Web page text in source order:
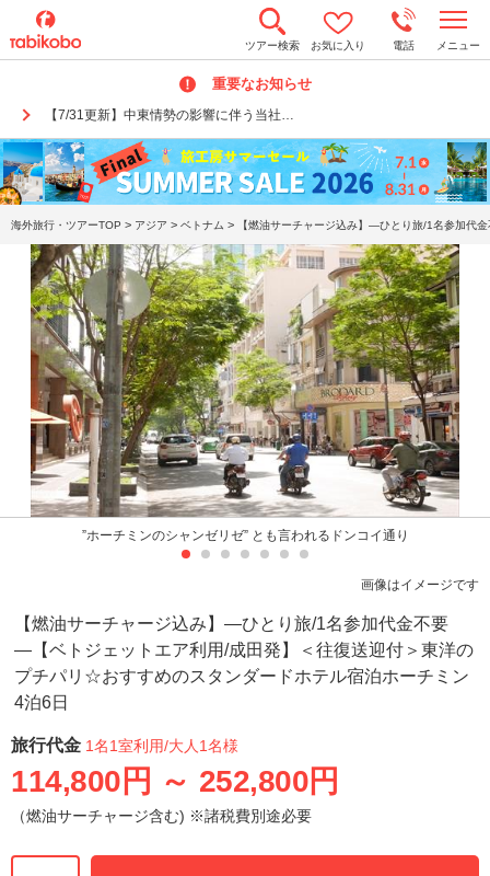
ツアー検索 お気に入り 電話 メニュー
重要なお知らせ
【7/31更新】中東情勢の影響に伴う当社…
o
n
a
v
i
g
a
t
i
o
n
海外旅行・ツアーTOP > アジア > ベトナム > 【燃油サーチャージ込み】―ひとり旅/1名参加代
”ホーチミンのシャンゼリゼ” とも言われるドンコイ通り
画像はイメージです
【燃油サーチャージ込み】―ひとり旅/1名参加代金不要
―【ベトジェットエア利用/成田発】＜往復送迎付＞東洋の
プチパリ☆おすすめのスタンダードホテル宿泊ホーチミン
4泊6日
旅行代金 1名1室利用/大人1名様
114,800円 ～ 252,800円
（燃油サーチャージ含む) ※諸税費別途必要